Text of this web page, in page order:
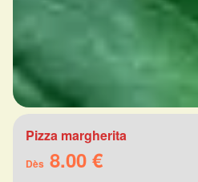
Pizza margherita
Dès 8.00 €